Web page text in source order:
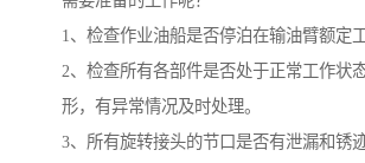
1、检查作业油船是否停泊在输油臂额定
2、检查所有各部件是否处于正常工作状
形，有异常情况及时处理。
3、所有旋转接头的节口是否有泄漏和锈